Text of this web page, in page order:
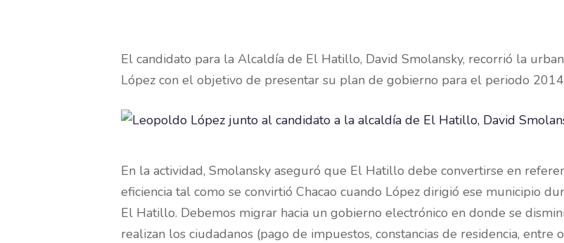
El candidato para la Alcaldía de El Hatillo, David Smolansky, recorrió la
López con el objetivo de presentar su plan de gobierno para el periodo
En la actividad, Smolansky aseguró que El Hatillo debe convertirse en
eficiencia tal como se convirtió Chacao cuando López dirigió ese municipio
El Hatillo. Debemos migrar hacia un gobierno electrónico en donde se
realizan los ciudadanos (pago de impuestos, constancias de residencia, entre